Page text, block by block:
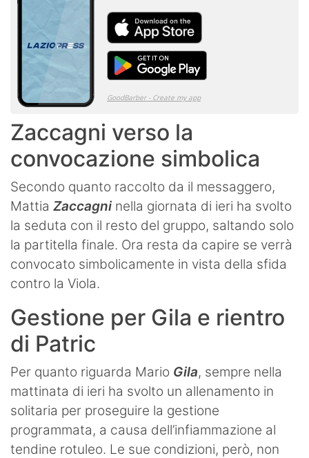
Zaccagni verso la
convocazione simbolica
Secondo quanto raccolto da il messaggero,
Mattia Zaccagni nella giornata di ieri ha svolto
la seduta con il resto del gruppo, saltando solo
la partitella finale. Ora resta da capire se verrà
convocato simbolicamente in vista della sfida
contro la Viola.
Gestione per Gila e rientro
di Patric
Per quanto riguarda Mario Gila, sempre nella
mattinata di ieri ha svolto un allenamento in
solitaria per proseguire la gestione
programmata, a causa dell’infiammazione al
tendine rotuleo. Le sue condizioni, però, non